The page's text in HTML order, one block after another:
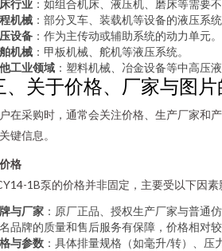
行业 ：如组合机床、液压机、磨床等需要
机械 ：部分叉车、装载机等设备的液压系统
设备 ：作为主传动或辅助系统的动力单元。
机械 ：甲板机械、舵机等液压系统。
工业领域 ：塑料机械、冶金设备等中高压液
、关于价格、厂家与图
在采购时，通常会关注价格、生产厂家和
键信息。
格
1B泵的价格并非固定，主要受以下因素
与厂家 ：原厂正品、授权生产厂家与普通
品牌的质量和售后服务有保障，价格相对较
与参数 ：具体排量规格（如毫升/转）、压